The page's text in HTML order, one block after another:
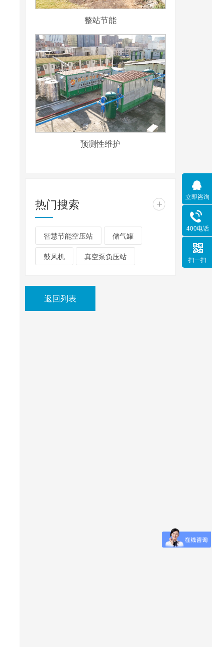
整站节能
预测性维护
热门搜索 +
智慧节能空压站 储气罐
鼓风机 真空泵负压站
返回列表
立即咨询
400电话
扫一扫